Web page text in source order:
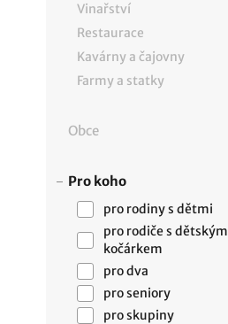
Vinařství
Restaurace
Kavárny a čajovny
Farmy a statky
Obce
Pro koho
pro rodiny s dětmi
pro rodiče s dětským
kočárkem
pro dva
pro seniory
pro skupiny